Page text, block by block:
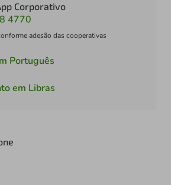
Corporativo
4770
adesão das cooperativas
Português
em Libras